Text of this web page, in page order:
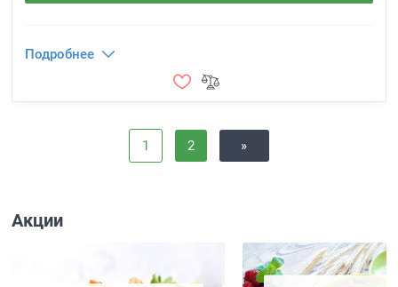
Подробнее
1 2 »
Акции